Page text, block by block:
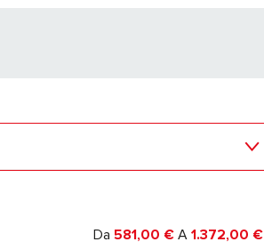
Da581,00 € A1.372,00 €